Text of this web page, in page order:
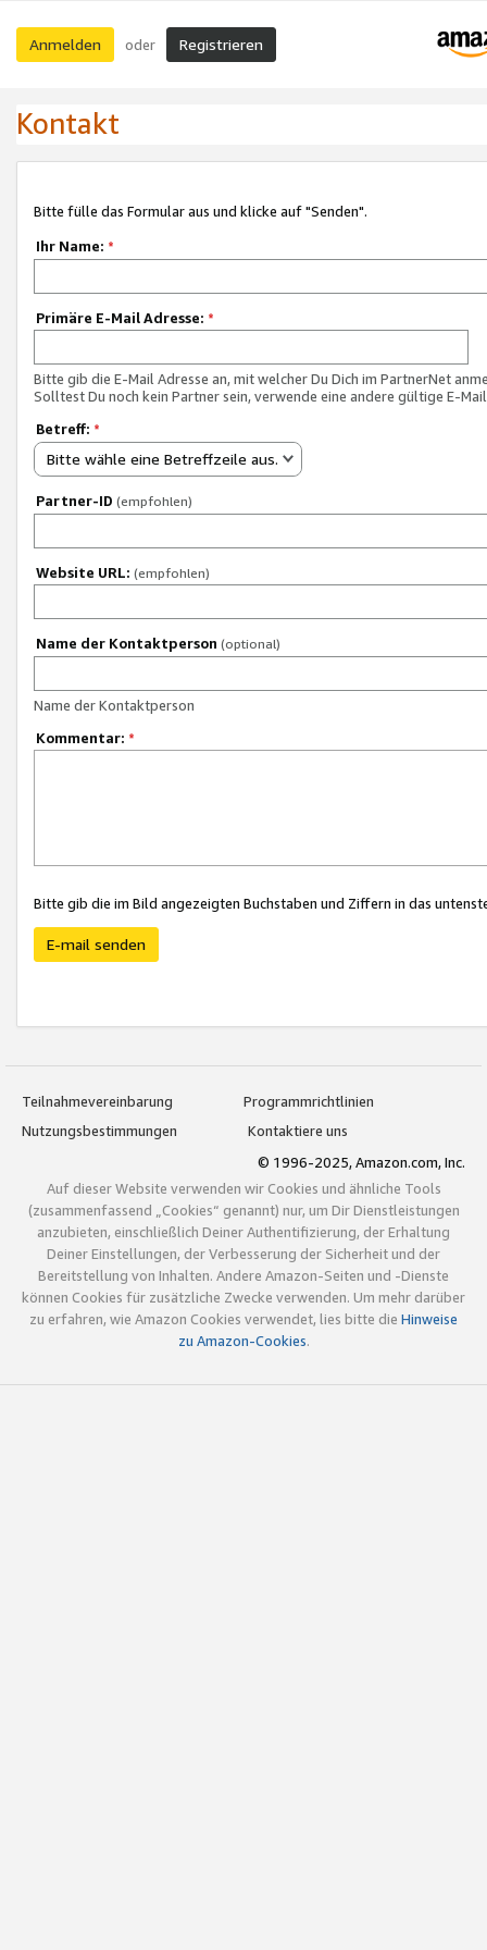
Anmelden oder Registrieren
Kontakt
Bitte fülle das Formular aus und klicke auf "Senden".
Ihr Name: *
Primäre E-Mail Adresse: *
Bitte gib die E-Mail Adresse an, mit welcher Du Dich im PartnerNet
Solltest Du noch kein Partner sein, verwende eine andere gültige E-
Betreff: *
Bitte wähle eine Betreffzeile aus.
Partner-ID (empfohlen)
Website URL: (empfohlen)
Name der Kontaktperson (optional)
Name der Kontaktperson
Kommentar: *
Bitte gib die im Bild angezeigten Buchstaben und Ziffern in das
E-mail senden
Teilnahmevereinbarung
Programmrichtlinien
Nutzungsbestimmungen
Kontaktiere uns
© 1996-2025, Amazon.com, Inc.
Auf dieser Website verwenden wir Cookies und ähnliche Tools
(zusammenfassend „Cookies“ genannt) nur, um Dir Dienstleistungen
anzubieten, einschließlich Deiner Authentifizierung, der Erhaltung
Deiner Einstellungen, der Verbesserung der Sicherheit und der
Bereitstellung von Inhalten. Andere Amazon-Seiten und -Dienste
können Cookies für zusätzliche Zwecke verwenden. Um mehr darüber
zu erfahren, wie Amazon Cookies verwendet, lies bitte die Hinweise
zu Amazon-Cookies.